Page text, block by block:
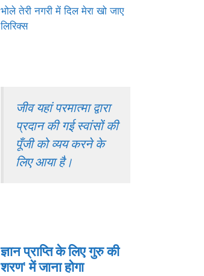
भोले तेरी नगरी में दिल मेरा खो जाए
लिरिक्स
जीव यहां परमात्मा द्वारा
प्रदान की गई स्वांसों की
पूँजी को व्यय करने के
लिए आया है।
ज्ञान प्राप्ति के लिए गुरु की
शरण' में जाना होगा